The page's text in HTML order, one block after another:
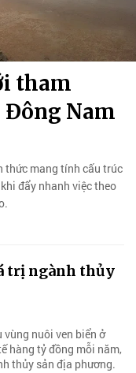
tham
Đông Nam
thức mang tính cấu trúc
đẩy nhanh việc theo
trị ngành thủy
vùng nuôi ven biển ở
hàng tỷ đồng mỗi năm,
thủy sản địa phương.